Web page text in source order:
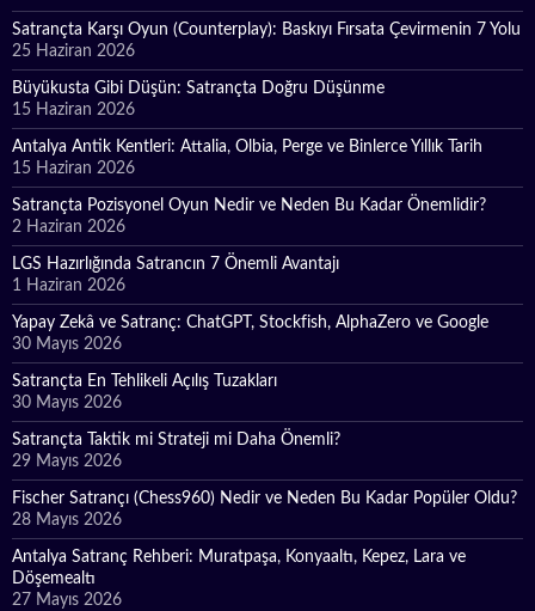
Satrançta Karşı Oyun (Counterplay): Baskıyı Fırsata Çevirmenin 7 Yolu
25 Haziran 2026
Büyükusta Gibi Düşün: Satrançta Doğru Düşünme
15 Haziran 2026
Antalya Antik Kentleri: Attalia, Olbia, Perge ve Binlerce Yıllık Tarih
15 Haziran 2026
Satrançta Pozisyonel Oyun Nedir ve Neden Bu Kadar Önemlidir?
2 Haziran 2026
LGS Hazırlığında Satrancın 7 Önemli Avantajı
1 Haziran 2026
Yapay Zekâ ve Satranç: ChatGPT, Stockfish, AlphaZero ve Google
30 Mayıs 2026
Satrançta En Tehlikeli Açılış Tuzakları
30 Mayıs 2026
Satrançta Taktik mi Strateji mi Daha Önemli?
29 Mayıs 2026
Fischer Satrançı (Chess960) Nedir ve Neden Bu Kadar Popüler Oldu?
28 Mayıs 2026
Antalya Satranç Rehberi: Muratpaşa, Konyaaltı, Kepez, Lara ve
Döşemealtı
27 Mayıs 2026